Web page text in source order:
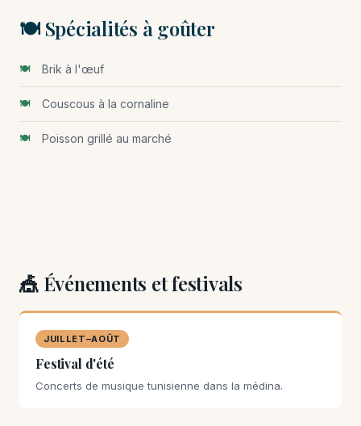
🍽️ Spécialités à goûter
Brik à l'œuf
Couscous à la cornaline
Poisson grillé au marché
🎪 Événements et festivals
JUILLET–AOÛT
Festival d'été
Concerts de musique tunisienne dans la médina.